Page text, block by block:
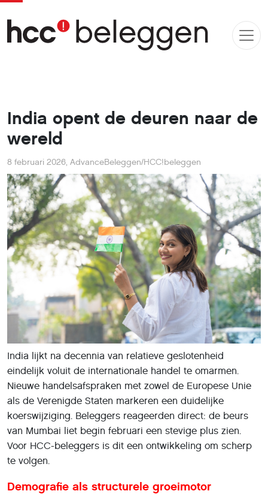
India opent de deuren naar de
wereld
8 februari 2026, AdvanceBeleggen/HCC!beleggen
India lijkt na decennia van relatieve geslotenheid
eindelijk voluit de internationale handel te omarmen.
Nieuwe handelsafspraken met zowel de Europese Unie
als de Verenigde Staten markeren een duidelijke
koerswijziging. Beleggers reageerden direct: de beurs
van Mumbai liet begin februari een stevige plus zien.
Voor HCC-beleggers is dit een ontwikkeling om scherp
te volgen.
Demografie als structurele groeimotor